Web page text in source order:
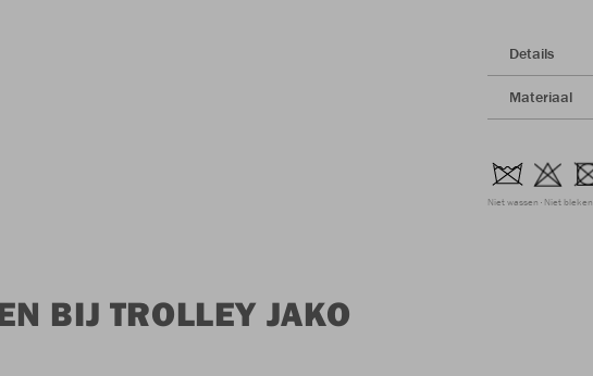
Details
Materiaal
Niet wassen Niet bleken
BIJ TROLLEY JAKO